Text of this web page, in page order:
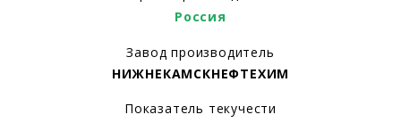
Россия
Завод производитель
НИЖНЕКАМСКНЕФТЕХИМ
Показатель текучести